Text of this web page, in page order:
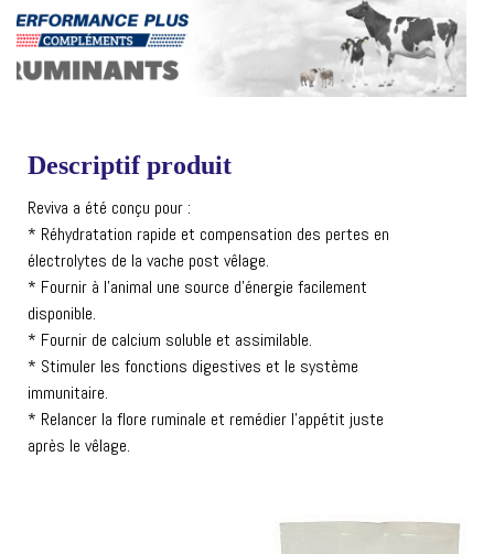
Descriptif produit
Reviva a été conçu pour :
* Réhydratation rapide et compensation des pertes en
électrolytes de la vache post vêlage.
* Fournir à l’animal une source d’énergie facilement
disponible.
* Fournir de calcium soluble et assimilable.
* Stimuler les fonctions digestives et le système
immunitaire.
* Relancer la flore ruminale et remédier l’appétit juste
après le vêlage.